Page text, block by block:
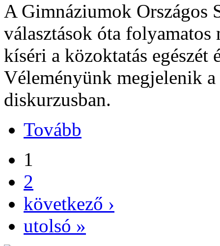
A Gimnáziumok Országos
választások óta
kíséri a közoktatás
Véleményünk megjelenik
diskurzusban.
Tovább
1
2
következő ›
utolsó »